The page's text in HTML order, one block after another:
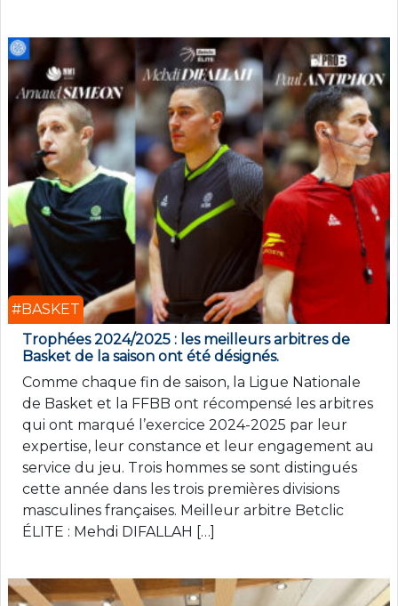
#BASKET
Trophées 2024/2025 : les meilleurs arbitres de
Basket de la saison ont été désignés.
Comme chaque fin de saison, la Ligue Nationale
de Basket et la FFBB ont récompensé les arbitres
qui ont marqué l’exercice 2024-2025 par leur
expertise, leur constance et leur engagement au
service du jeu. Trois hommes se sont distingués
cette année dans les trois premières divisions
masculines françaises. Meilleur arbitre Betclic
ÉLITE : Mehdi DIFALLAH […]